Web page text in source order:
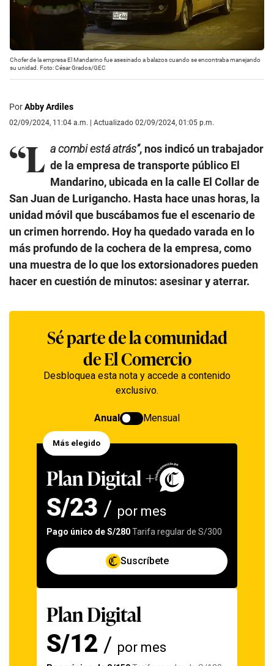
Chofer de la empresa El Mandarino fue asesinado a balazos cuando se encontraba manejando
su unidad. Foto: César Grados/GEC
PorAbby Ardiles
02/09/2024, 11:04 a.m. | Actualizado 02/09/2024, 01:05 p.m.
“L a combi está atrás”, nos indicó un trabajador
de la empresa de transporte público El
Mandarino, ubicada en la calle El Collar de
San Juan de Lurigancho. Hasta hace unas horas, la
unidad móvil que buscábamos fue el escenario de
un crimen horrendo. Hoy ha quedado varada en lo
más profundo de la cochera de la empresa, como
una muestra de lo que los extorsionadores pueden
hacer en cuestión de minutos: asesinar y aterrar.